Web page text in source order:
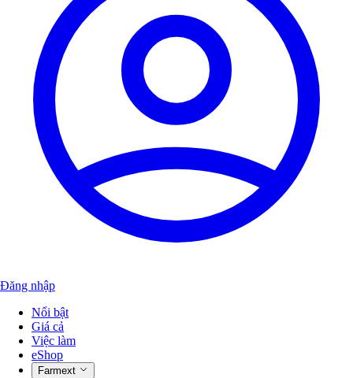
Đăng nhập
Nổi bật
Giá cả
Việc làm
eShop
Farmext